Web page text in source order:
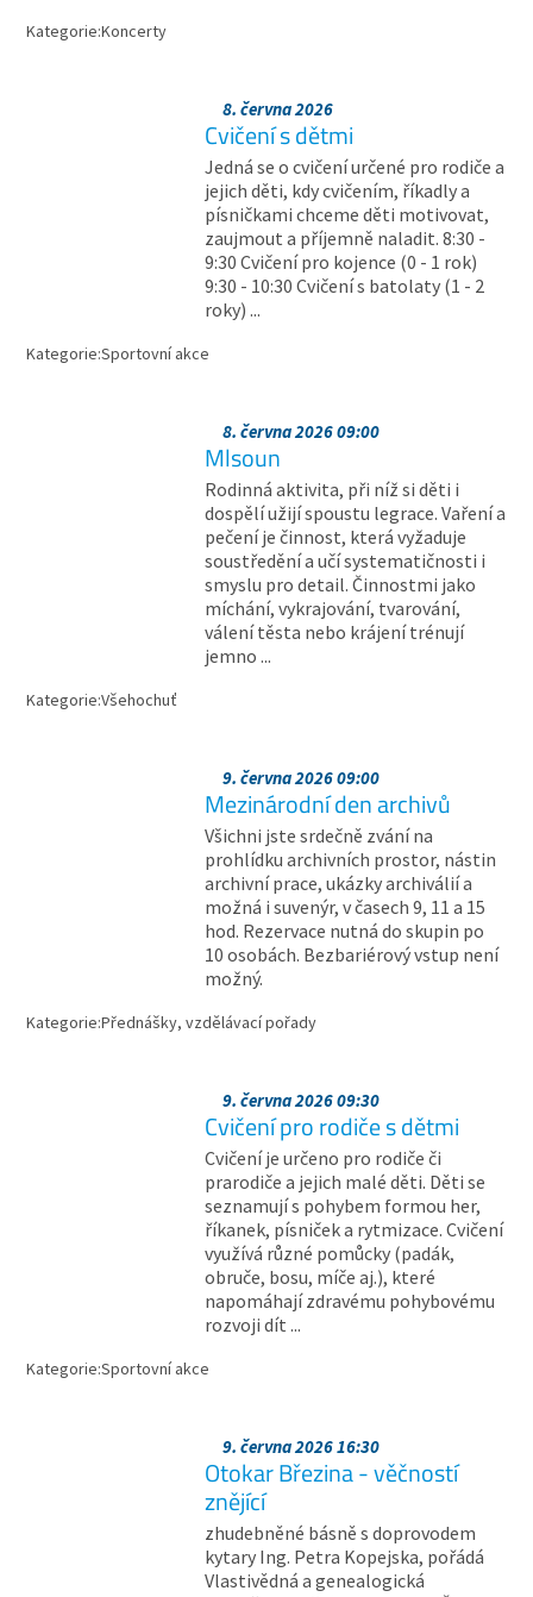
Kategorie:Koncerty
8. června 2026
Cvičení s dětmi
Jedná se o cvičení určené pro rodiče a
jejich děti, kdy cvičením, říkadly a
písničkami chceme děti motivovat,
zaujmout a příjemně naladit. 8:30 -
9:30 Cvičení pro kojence (0 - 1 rok)
9:30 - 10:30 Cvičení s batolaty (1 - 2
roky) ...
Kategorie:Sportovní akce
8. června 2026 09:00
Mlsoun
Rodinná aktivita, při níž si děti i
dospělí užijí spoustu legrace. Vaření a
pečení je činnost, která vyžaduje
soustředění a učí systematičnosti i
smyslu pro detail. Činnostmi jako
míchání, vykrajování, tvarování,
válení těsta nebo krájení trénují
jemno ...
Kategorie:Všehochuť
9. června 2026 09:00
Mezinárodní den archivů
Všichni jste srdečně zvání na
prohlídku archivních prostor, nástin
archivní prace, ukázky archiválií a
možná i suvenýr, v časech 9, 11 a 15
hod. Rezervace nutná do skupin po
10 osobách. Bezbariérový vstup není
možný.
Kategorie:Přednášky, vzdělávací pořady
9. června 2026 09:30
Cvičení pro rodiče s dětmi
Cvičení je určeno pro rodiče či
prarodiče a jejich malé děti. Děti se
seznamují s pohybem formou her,
říkanek, písniček a rytmizace. Cvičení
využívá různé pomůcky (padák,
obruče, bosu, míče aj.), které
napomáhají zdravému pohybovému
rozvoji dít ...
Kategorie:Sportovní akce
9. června 2026 16:30
Otokar Březina - věčností
znějící
zhudebněné básně s doprovodem
kytary Ing. Petra Kopejska, pořádá
Vlastivědná a genealogická